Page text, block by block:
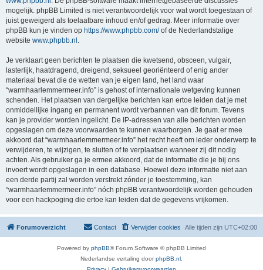
mogelijk. phpBB Limited is niet verantwoordelijk voor wat wordt toegestaan of
juist geweigerd als toelaatbare inhoud en/of gedrag. Meer informatie over
phpBB kun je vinden op https://www.phpbb.com/of de Nederlandstalige
website www.phpbb.nl .
Je verklaart geen berichten te plaatsen die kwetsend, obsceen, vulgair,
lasterlijk, haatdragend, dreigend, seksueel georiënteerd of enig ander
materiaal bevat die de wetten van je eigen land, het land waar
“warmhaarlemmermeer.info” is gehost of internationale wetgeving kunnen
schenden. Het plaatsen van dergelijke berichten kan ertoe leiden dat je met
onmiddellijke ingang en permanent wordt verbannen van dit forum. Tevens
kan je provider worden ingelicht. De IP-adressen van alle berichten worden
opgeslagen om deze voorwaarden te kunnen waarborgen. Je gaat er mee
akkoord dat “warmhaarlemmermeer.info” het recht heeft om ieder onderwerp te
verwijderen, te wijzigen, te sluiten of te verplaatsen wanneer zij dit nodig
achten. Als gebruiker ga je ermee akkoord, dat de informatie die je bij ons
invoert wordt opgeslagen in een database. Hoewel deze informatie niet aan
een derde partij zal worden verstrekt zónder je toestemming, kan
“warmhaarlemmermeer.info” nóch phpBB verantwoordelijk worden gehouden
voor een hackpoging die ertoe kan leiden dat de gegevens vrijkomen.
Forumoverzicht Alle tijden zijn UTC+02:00
Verwijder cookies
Contact
Powered by phpBB® Forum Software © phpBB Limited
Nederlandse vertaling doorphpBB.nl